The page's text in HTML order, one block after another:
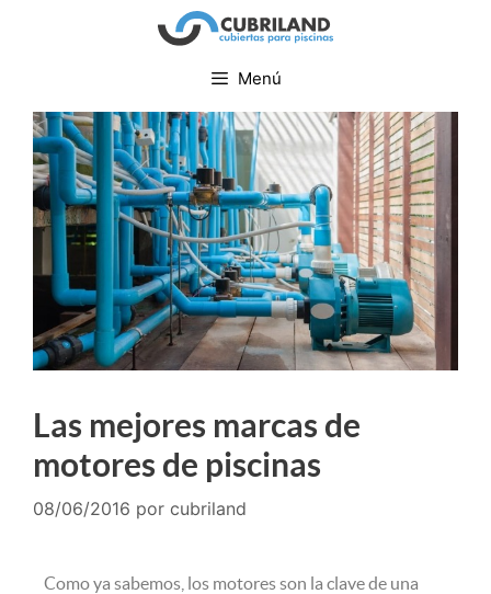
Menú
Las mejores marcas de
motores de piscinas
08/06/2016 por cubriland
Como ya sabemos, los motores son la clave de una